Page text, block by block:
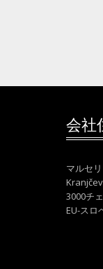
会社
マルセ
3000チ
EU-スロ